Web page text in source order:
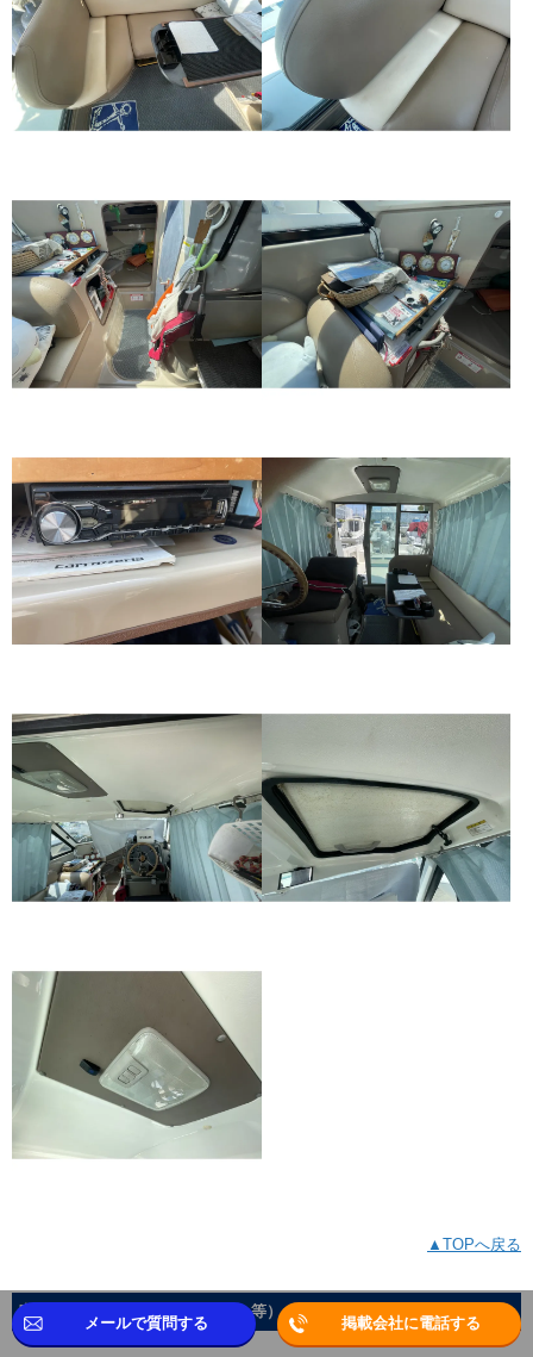
▲TOPへ戻る
室内（前方室・オーナーズルーム等）
メールで質問する 掲載会社に電話する